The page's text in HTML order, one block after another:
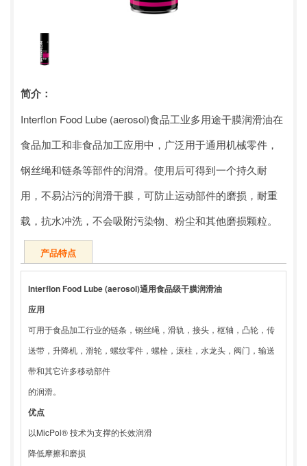
简介：
Interflon Food Lube (aerosol)食品工业多用途干膜润滑油在
食品加工和非食品加工应用中，广泛用于通用机械零件，
钢丝绳和链条等部件的润滑。使用后可得到一个持久耐
用，不易沾污的润滑干膜，可防止运动部件的磨损，耐重
载，抗水冲洗，不会吸附污染物、粉尘和其他磨损颗粒。
产品特点
Interflon Food Lube (aerosol)通用食品级干膜润滑油
应用
可用于食品加工行业的链条，钢丝绳，滑轨，接头，枢轴，凸轮，传
送带，升降机，滑轮，螺纹零件，螺栓，滚柱，水龙头，阀门，输送
带和其它许多移动部件
的润滑。
优点
以MicPol® 技术为支撑的长效润滑
降低摩擦和磨损